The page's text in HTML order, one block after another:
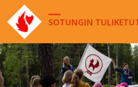
SOTUNGIN